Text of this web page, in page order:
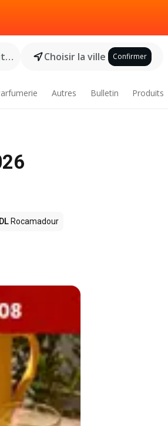
Choisir la ville Confirmer
Autres Bulletin Produits
Rocamadour